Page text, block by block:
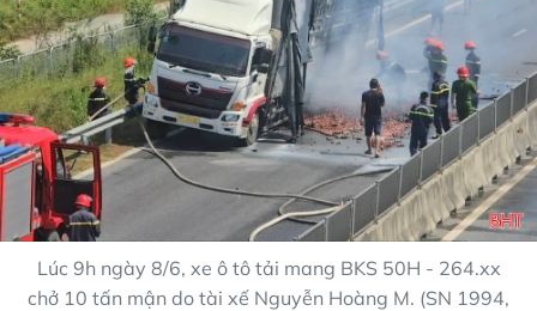
Lúc 9h ngày 8/6, xe ô tô tải mang BKS 50H - 264.xx
chở 10 tấn mận do tài xế Nguyễn Hoàng M. (SN 1994,